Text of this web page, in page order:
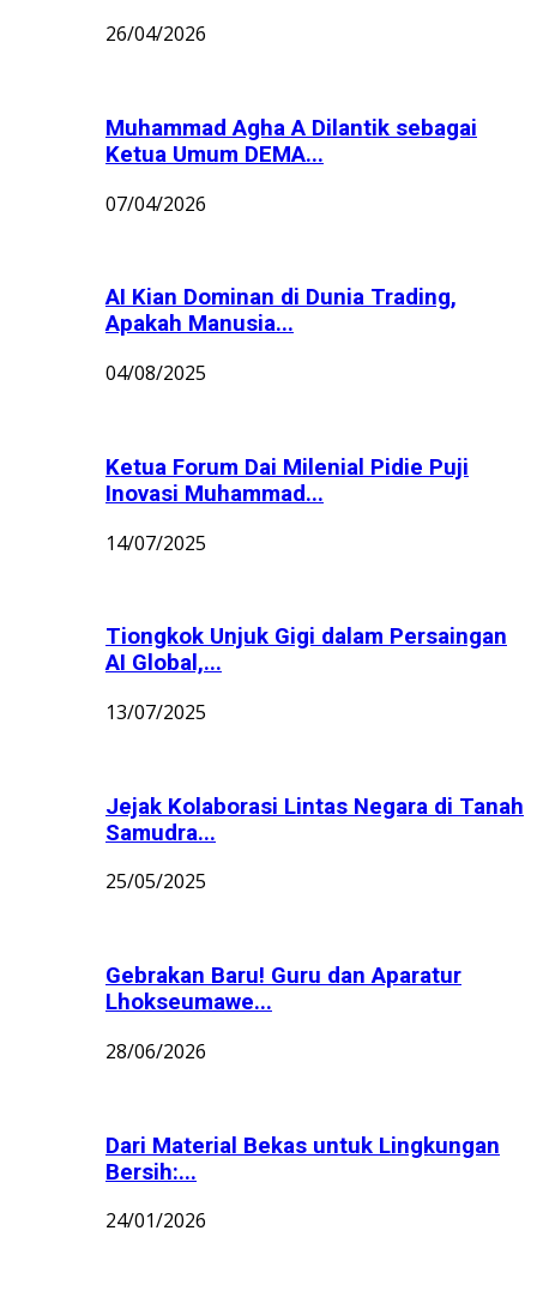
26/04/2026
Muhammad Agha A Dilantik sebagai
Ketua Umum DEMA...
07/04/2026
AI Kian Dominan di Dunia Trading,
Apakah Manusia...
04/08/2025
Ketua Forum Dai Milenial Pidie Puji
Inovasi Muhammad...
14/07/2025
Tiongkok Unjuk Gigi dalam Persaingan
AI Global,...
13/07/2025
Jejak Kolaborasi Lintas Negara di Tanah
Samudra...
25/05/2025
Gebrakan Baru! Guru dan Aparatur
Lhokseumawe...
28/06/2026
Dari Material Bekas untuk Lingkungan
Bersih:...
24/01/2026